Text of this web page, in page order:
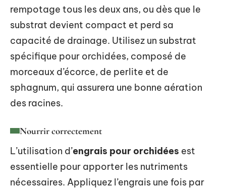
rempotage tous les deux ans, ou dès que le
substrat devient compact et perd sa
capacité de drainage. Utilisez un substrat
spécifique pour orchidées, composé de
morceaux d’écorce, de perlite et de
sphagnum, qui assurera une bonne aération
des racines.
Nourrir correctement
L’utilisation d’engrais pour orchidées est
essentielle pour apporter les nutriments
nécessaires. Appliquez l’engrais une fois par